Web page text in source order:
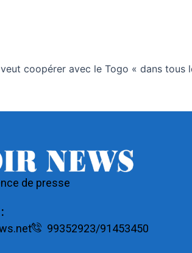
de presse
99352923/91453450